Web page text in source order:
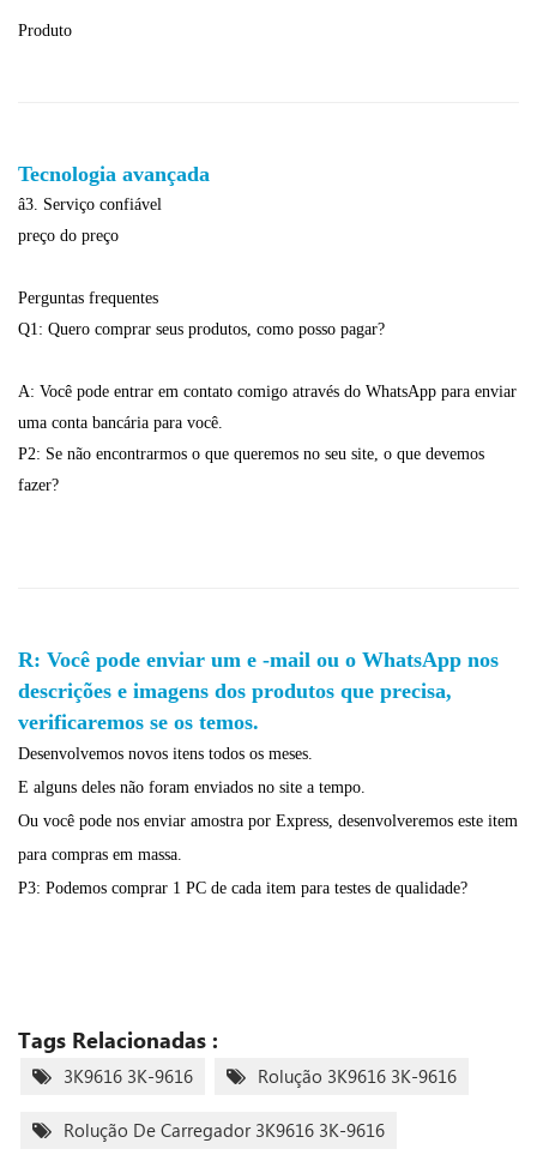
Produto
Tecnologia avançada
â3. Serviço confiável
preço do preço
Perguntas frequentes
Q1: Quero comprar seus produtos, como posso pagar?
A: Você pode entrar em contato comigo através do WhatsApp para enviar
uma conta bancária para você.
P2: Se não encontrarmos o que queremos no seu site, o que devemos
fazer?
R: Você pode enviar um e -mail ou o WhatsApp nos
descrições e imagens dos produtos que precisa,
verificaremos se os temos.
Desenvolvemos novos itens todos os meses.
E alguns deles não foram enviados no site a tempo.
Ou você pode nos enviar amostra por Express, desenvolveremos este item
para compras em massa.
P3: Podemos comprar 1 PC de cada item para testes de qualidade?
Tags Relacionadas :
3K9616 3K-9616 Rolução 3K9616 3K-9616
Rolução De Carregador 3K9616 3K-9616